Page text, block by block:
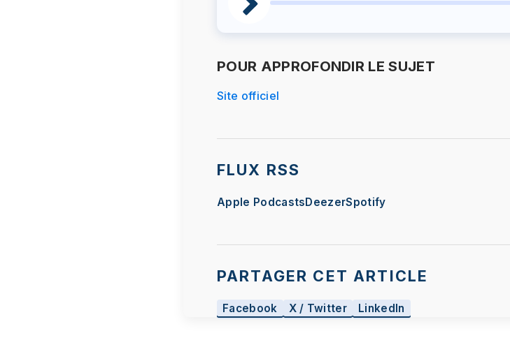
POUR APPROFONDIR LE SUJET
Site officiel
FLUX RSS
Apple Podcasts DeezerSpotify
PARTAGER CET ARTICLE
Facebook X / Twitter LinkedIn